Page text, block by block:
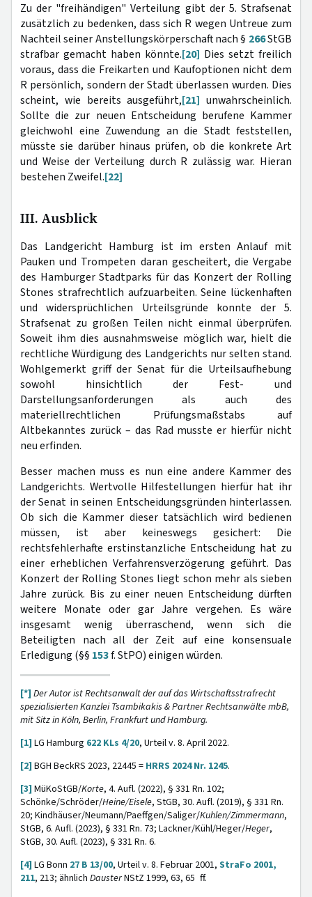
Zu der "freihändigen" Verteilung gibt der 5. Strafsenat
zusätzlich zu bedenken, dass sich R wegen Untreue zum
Nachteil seiner Anstellungskörperschaft nach § 266StGB
strafbar gemacht haben könnte.[20] Dies setzt freilich
voraus, dass die Freikarten und Kaufoptionen nicht dem
R persönlich, sondern der Stadt überlassen wurden. Dies
scheint, wie bereits ausgeführt,[21] unwahrscheinlich.
Sollte die zur neuen Entscheidung berufene Kammer
gleichwohl eine Zuwendung an die Stadt feststellen,
müsste sie darüber hinaus prüfen, ob die konkrete Art
und Weise der Verteilung durch R zulässig war. Hieran
bestehen Zweifel.[22]
III. Ausblick
Das Landgericht Hamburg ist im ersten Anlauf mit
Pauken und Trompeten daran gescheitert, die Vergabe
des Hamburger Stadtparks für das Konzert der Rolling
Stones strafrechtlich aufzuarbeiten. Seine lückenhaften
und widersprüchlichen Urteilsgründe konnte der 5.
Strafsenat zu großen Teilen nicht einmal überprüfen.
Soweit ihm dies ausnahmsweise möglich war, hielt die
rechtliche Würdigung des Landgerichts nur selten stand.
Wohlgemerkt griff der Senat für die Urteilsaufhebung
sowohl hinsichtlich der Fest- und
Darstellungsanforderungen als auch des
materiellrechtlichen Prüfungsmaßstabs auf
Altbekanntes zurück – das Rad musste er hierfür nicht
neu erfinden.
Besser machen muss es nun eine andere Kammer des
Landgerichts. Wertvolle Hilfestellungen hierfür hat ihr
der Senat in seinen Entscheidungsgründen hinterlassen.
Ob sich die Kammer dieser tatsächlich wird bedienen
müssen, ist aber keineswegs gesichert: Die
rechtsfehlerhafte erstinstanzliche Entscheidung hat zu
einer erheblichen Verfahrensverzögerung geführt. Das
Konzert der Rolling Stones liegt schon mehr als sieben
Jahre zurück. Bis zu einer neuen Entscheidung dürften
weitere Monate oder gar Jahre vergehen. Es wäre
insgesamt wenig überraschend, wenn sich die
Beteiligten nach all der Zeit auf eine konsensuale
Erledigung (§§ 153f. StPO) einigen würden.
[*] Der Autor ist Rechtsanwalt der auf das Wirtschaftsstrafrecht
spezialisierten Kanzlei Tsambikakis & Partner Rechtsanwälte mbB,
mit Sitz in Köln, Berlin, Frankfurt und Hamburg.
[1] LG Hamburg 622 KLs 4/20, Urteil v. 8. April 2022.
[2] BGH BeckRS 2023, 22445 = HRRS 2024 Nr. 1245.
[3] MüKoStGB/Korte, 4. Aufl. (2022), § 331 Rn. 102;
Schönke/Schröder/Heine/Eisele, StGB, 30. Aufl. (2019), § 331 Rn.
20; Kindhäuser/Neumann/Paeffgen/Saliger/Kuhlen/Zimmermann,
StGB, 6. Aufl. (2023), § 331 Rn. 73; Lackner/Kühl/Heger/Heger,
StGB, 30. Aufl. (2023), § 331 Rn. 6.
[4] LG Bonn 27 B 13/00, Urteil v. 8. Februar 2001, StraFo 2001,
211, 213; ähnlich DausterNStZ 1999, 63, 65 ff.